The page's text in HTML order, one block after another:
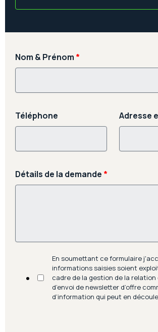
Nom & Prénom *
Téléphone Adresse
Détails de la demande *
En soumettant ce formulaire
informations saisies soient
cadre de la gestion de la
d’envoi de newsletter d’offre
d’information qui peut en